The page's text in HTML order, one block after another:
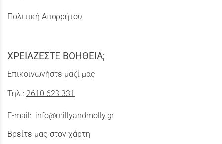
Πολιτική Απορρήτου
ΧΡΕΙΑΖΕΣΤΕ ΒΟΗΘΕΙΑ;
Επικοινωνήστε μαζί μας
Τηλ.: 2610 623 331
E-mail: info@millyandmolly.gr
Βρείτε μας στον χάρτη